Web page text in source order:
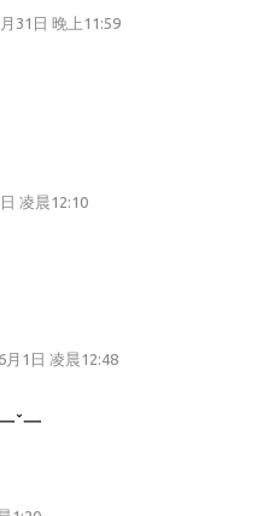
31日 晚上11:59
凌晨12:10
月1日 凌晨12:48
ˇ一